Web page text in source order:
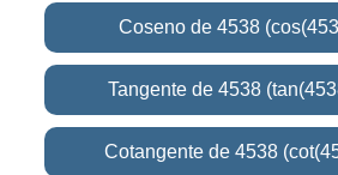
Coseno de 4538
Tangente de 4538
Cotangente de 4538